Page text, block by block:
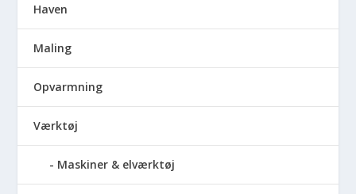
Haven
Maling
Opvarmning
Værktøj
Maskiner & elværktøj